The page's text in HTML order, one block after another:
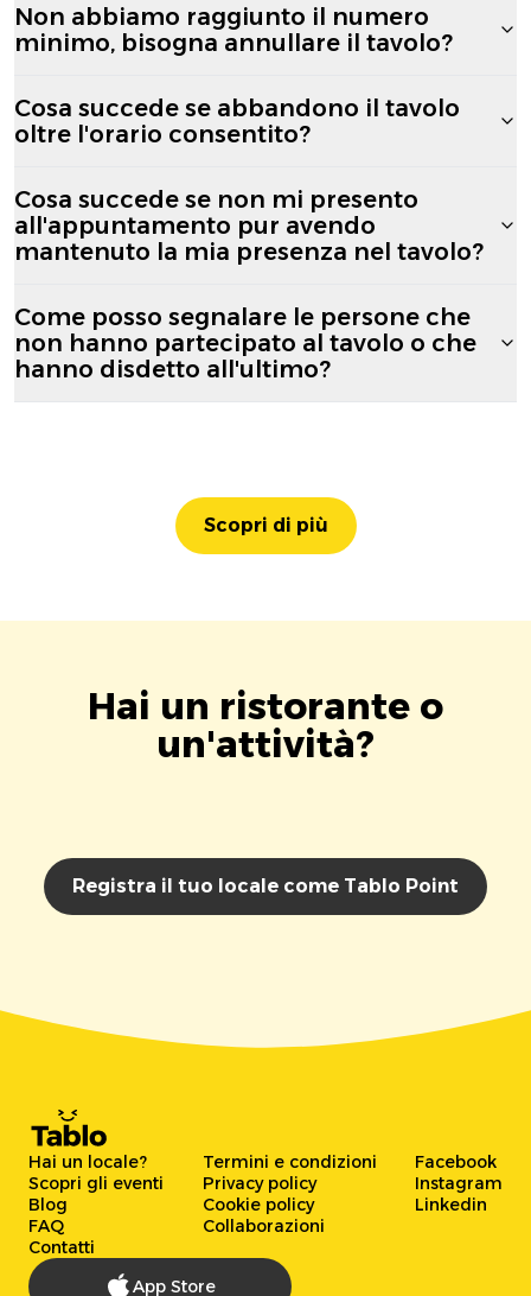
Non abbiamo raggiunto il numero
minimo, bisogna annullare il tavolo?
Cosa succede se abbandono il tavolo
oltre l'orario consentito?
Cosa succede se non mi presento
all'appuntamento pur avendo
mantenuto la mia presenza nel tavolo?
Come posso segnalare le persone che
non hanno partecipato al tavolo o che
hanno disdetto all'ultimo?
Scopri di più
Hai un ristorante o
un'attività?
Registra il tuo locale come Tablo Point
Hai un locale?
Scopri gli eventi
Blog
FAQ
Contatti
Termini e condizioni
Privacy policy
Cookie policy
Collaborazioni
Facebook
Instagram
Linkedin
App Store